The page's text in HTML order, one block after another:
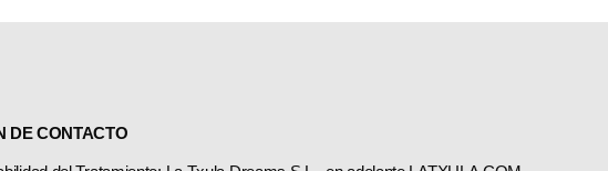
DE CONTACTO